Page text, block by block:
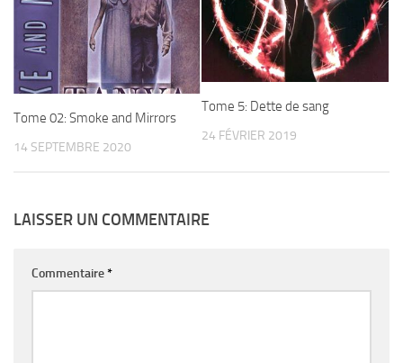
Tome 02: Smoke and Mirrors
14 SEPTEMBRE 2020
Tome 5: Dette de sang
24 FÉVRIER 2019
LAISSER UN COMMENTAIRE
Commentaire*